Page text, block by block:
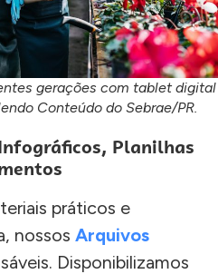
gerações com tablet digital
Conteúdo do Sebrae/PR.
Planilhas
práticos e
nossos Arquivos
Disponibilizamos